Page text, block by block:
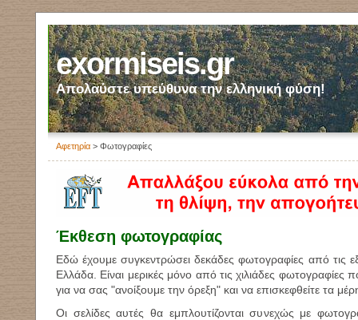
exormiseis.gr
Απολαύστε υπεύθυνα την ελληνική φύση!
Αφετηρία > Φωτογραφίες
Έκθεση φωτογραφίας
Εδώ έχουμε συγκεντρώσει δεκάδες φωτογραφίες από τις
Ελλάδα. Είναι μερικές μόνο από τις χιλιάδες φωτογραφίες
για να σας "ανοίξουμε την όρεξη" και να επισκεφθείτε τα
Οι σελίδες αυτές θα εμπλουτίζονται συνεχώς με